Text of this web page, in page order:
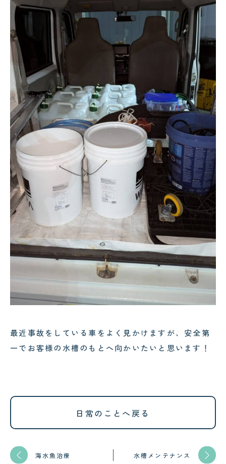
最近事故をしている車をよく見かけますが、安全第
一でお客様の水槽のもとへ向かいたいと思います！
日常のことへ戻る
海水魚治療 水槽メンテナンス